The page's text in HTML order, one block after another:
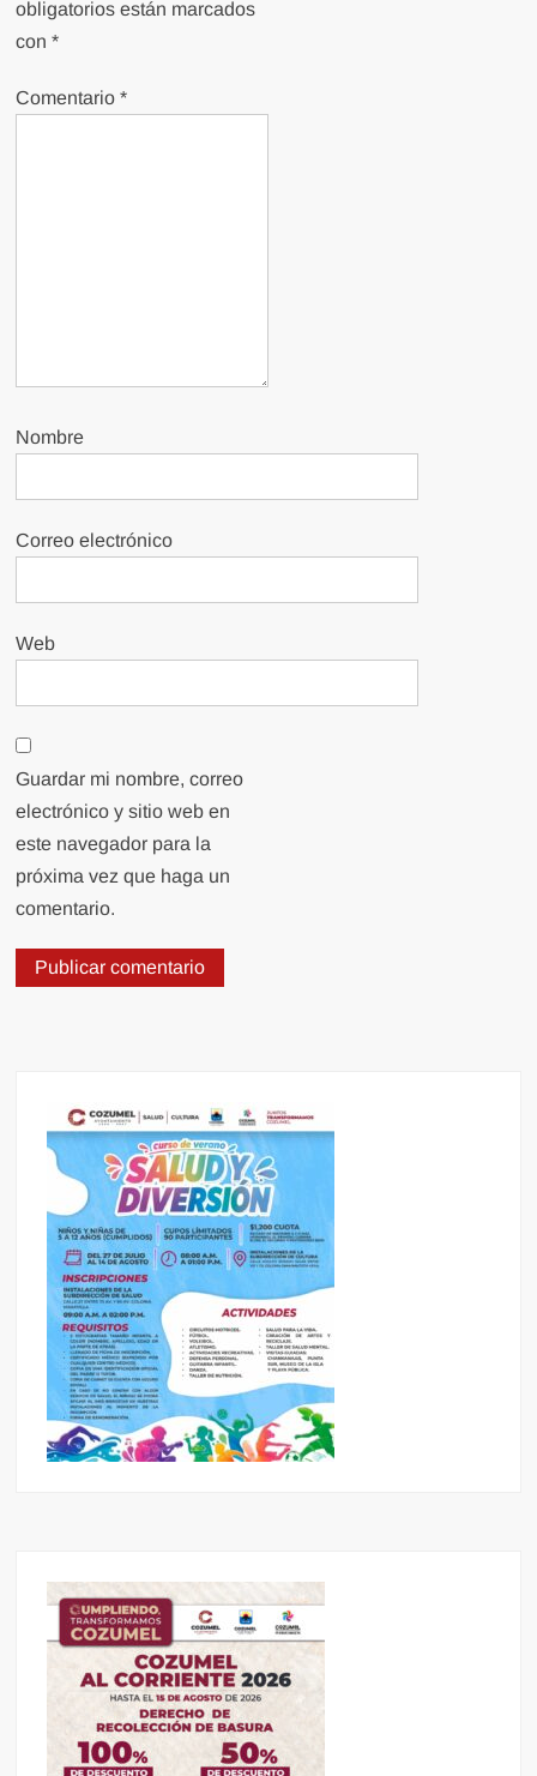
obligatorios están marcados
con*
Comentario*
Nombre
Correo electrónico
Web
Guardar mi nombre, correo
electrónico y sitio web en
este navegador para la
próxima vez que haga un
comentario.